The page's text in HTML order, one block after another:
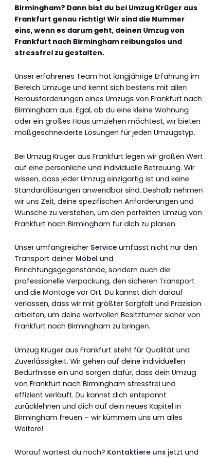
Birmingham? Dann bist du bei Umzug Krüger aus
Frankfurt genau richtig! Wir sind die Nummer
eins, wenn es darum geht, deinen Umzug von
Frankfurt nach Birmingham reibungslos und
stressfrei zu gestalten.
Unser erfahrenes Team hat langjährige Erfahrung im
Bereich Umzüge und kennt sich bestens mit allen
Herausforderungen eines Umzugs von Frankfurt nach
Birmingham aus. Egal, ob du eine kleine Wohnung
oder ein großes Haus umziehen möchtest, wir bieten
maßgeschneiderte Lösungen für jeden Umzugstyp.
Bei Umzug Krüger aus Frankfurt legen wir großen Wert
auf eine persönliche und individuelle Betreuung. Wir
wissen, dass jeder Umzug einzigartig ist und keine
Standardlösungen anwendbar sind. Deshalb nehmen
wir uns Zeit, deine spezifischen Anforderungen und
Wünsche zu verstehen, um den perfekten Umzug von
Frankfurt nach Birmingham für dich zu planen.
Unser umfangreicher Service umfasst nicht nur den
Transport deiner Möbel und
Einrichtungsgegenstände, sondern auch die
professionelle Verpackung, den sicheren Transport
und die Montage vor Ort. Du kannst dich darauf
verlassen, dass wir mit größter Sorgfalt und Präzision
arbeiten, um deine wertvollen Besitztümer sicher von
Frankfurt nach Birmingham zu bringen.
Umzug Krüger aus Frankfurt steht für Qualität und
Zuverlässigkeit. Wir gehen auf deine individuellen
Bedürfnisse ein und sorgen dafür, dass dein Umzug
von Frankfurt nach Birmingham stressfrei und
effizient verläuft. Du kannst dich entspannt
zurücklehnen und dich auf dein neues Kapitel in
Birmingham freuen – wir kümmern uns um alles
Weitere!
Worauf wartest du noch? Kontaktiere uns jetzt und